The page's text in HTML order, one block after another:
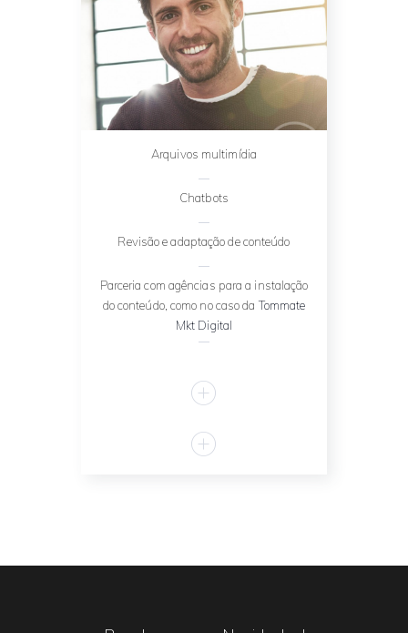
Arquivos multimídia
Chatbots
Revisão e adaptação de conteúdo
Parceria com agências para a instalação
do conteúdo, como no caso da Tommate
Mkt Digital